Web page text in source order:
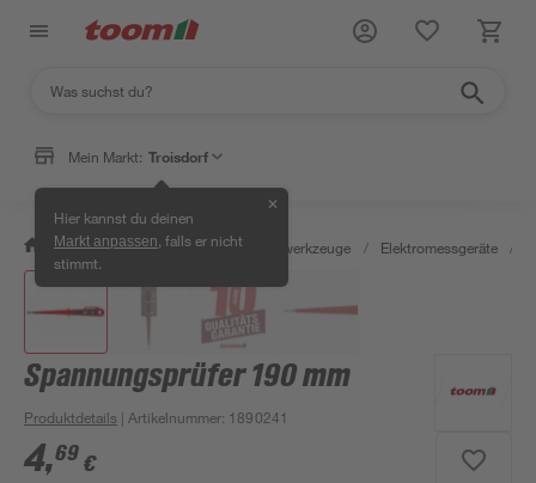
Mein Markt: Troisdorf
Hier kannst du deinen
Markt anpassen , falls er nicht
stimmt.
✕
/ Werkstatt & Maschinen / Messwerkzeuge / Elektromessgeräte /
Spannungsprüfer 190 mm
Produktdetails | Artikelnummer: 1890241
4,69 €